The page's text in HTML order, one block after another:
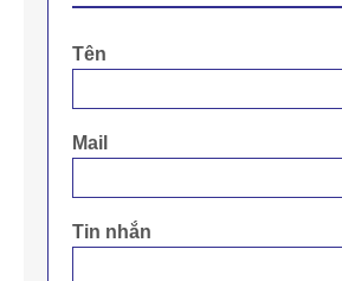
Tên
Mail
Tin nhắn